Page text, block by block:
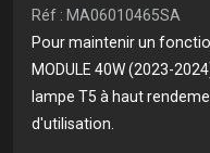
Réf : MA06010465SA
Pour maintenir un
MODULE 40W (2023-
lampe T5 à haut
d'utilisation.